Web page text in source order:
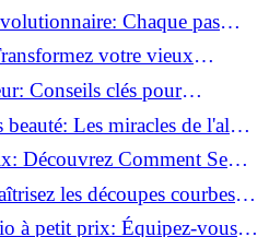
Chaque pas
votre vieux
un clin d'œil!
Conseils clés pour
éclairage!
beauté: Les miracles de l'aloe
Découvrez Comment Se
de 35€!
les découpes courbes
à petit prix: Équipez-vous